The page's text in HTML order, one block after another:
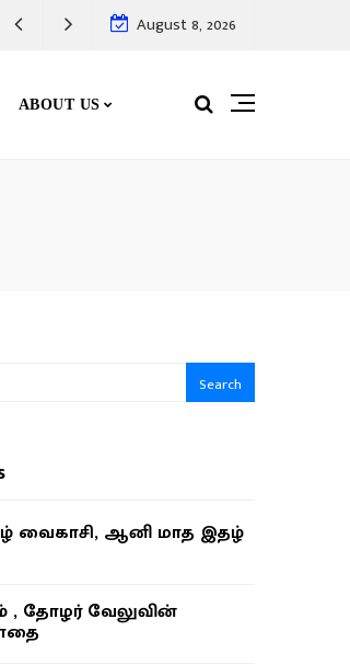
August 8, 2026
ABOUT US
Search
வைகாசி, ஆனி மாத இதழ்
, தோழர் வேலுவின்